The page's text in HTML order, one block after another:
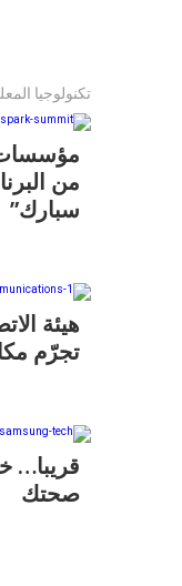
تكنولوجيا
مؤسسات
من
سبارك”
هيئة
تجرّم
قريبا…
صحتك